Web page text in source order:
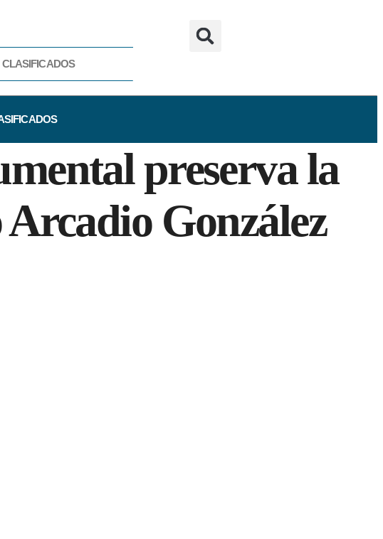
CLASIFICADOS
preserva la
González